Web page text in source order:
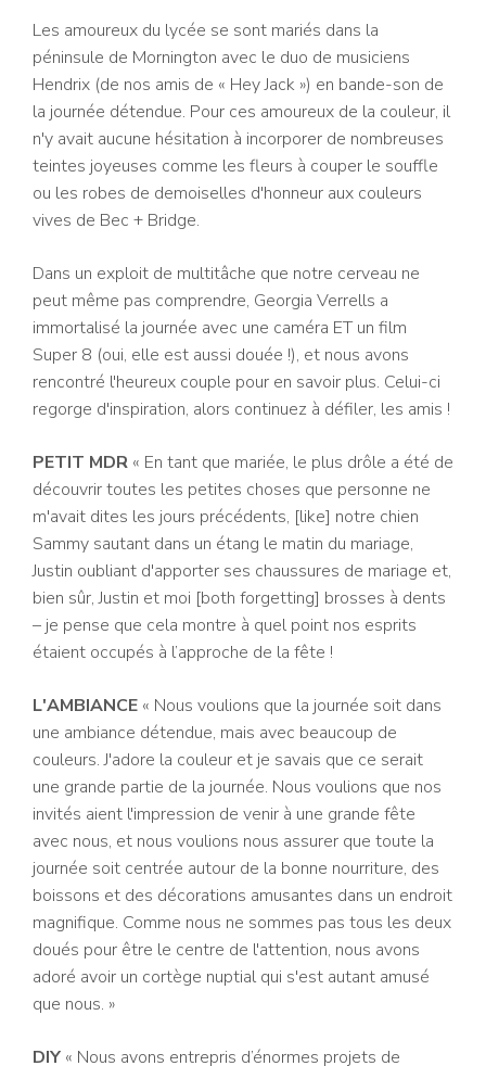
Les amoureux du lycée se sont mariés dans la
péninsule de Mornington avec le duo de musiciens
Hendrix (de nos amis de « Hey Jack ») en bande-son de
la journée détendue. Pour ces amoureux de la couleur, il
n'y avait aucune hésitation à incorporer de nombreuses
teintes joyeuses comme les fleurs à couper le souffle
ou les robes de demoiselles d'honneur aux couleurs
vives de Bec + Bridge.
Dans un exploit de multitâche que notre cerveau ne
peut même pas comprendre, Georgia Verrells a
immortalisé la journée avec une caméra ET un film
Super 8 (oui, elle est aussi douée !), et nous avons
rencontré l'heureux couple pour en savoir plus. Celui-ci
regorge d'inspiration, alors continuez à défiler, les amis !
PETIT MDR « En tant que mariée, le plus drôle a été de
découvrir toutes les petites choses que personne ne
m'avait dites les jours précédents, [like] notre chien
Sammy sautant dans un étang le matin du mariage,
Justin oubliant d'apporter ses chaussures de mariage et,
bien sûr, Justin et moi [both forgetting] brosses à dents
– je pense que cela montre à quel point nos esprits
étaient occupés à l’approche de la fête !
L'AMBIANCE « Nous voulions que la journée soit dans
une ambiance détendue, mais avec beaucoup de
couleurs. J'adore la couleur et je savais que ce serait
une grande partie de la journée. Nous voulions que nos
invités aient l'impression de venir à une grande fête
avec nous, et nous voulions nous assurer que toute la
journée soit centrée autour de la bonne nourriture, des
boissons et des décorations amusantes dans un endroit
magnifique. Comme nous ne sommes pas tous les deux
doués pour être le centre de l'attention, nous avons
adoré avoir un cortège nuptial qui s'est autant amusé
que nous. »
DIY « Nous avons entrepris d’énormes projets de